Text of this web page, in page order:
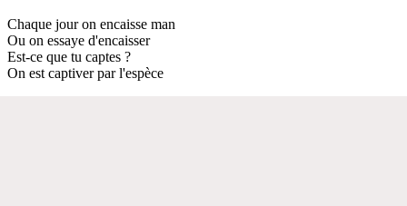
Chaque jour on encaisse man
Ou on essaye d'encaisser
Est-ce que tu captes ?
On est captiver par l'espèce